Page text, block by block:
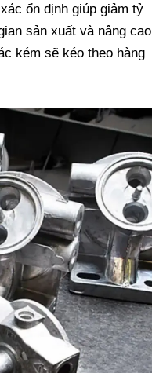
ổn định giúp giảm tỷ
sản xuất và nâng cao
kém sẽ kéo theo hàng